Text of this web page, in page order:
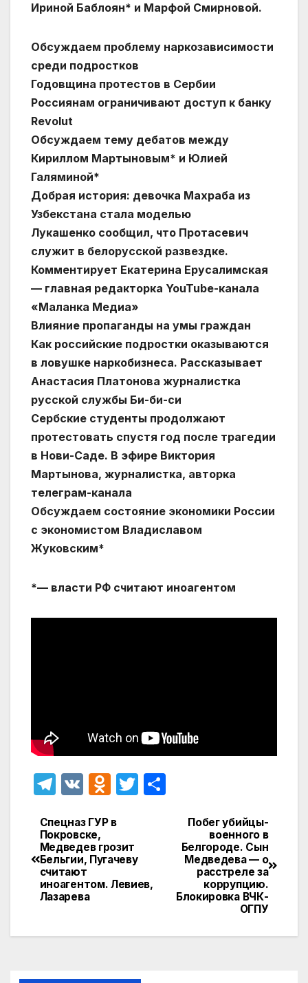
Ириной Баблоян* и Марфой Смирновой.
Обсуждаем проблему наркозависимости
среди подростков
Годовщина протестов в Сербии
Россиянам ограничивают доступ к банку
Revolut
Обсуждаем тему дебатов между
Кириллом Мартыновым* и Юлией
Галяминой*
Добрая история: девочка Махраба из
Узбекстана стала моделью
Лукашенко сообщил, что Протасевич
служит в белорусской развездке.
Комментирует Екатерина Ерусалимская
— главная редакторка YouTube-канала
«Маланка Медиа»
Влияние пропаганды на умы граждан
Как российские подростки оказываются
в ловушке наркобизнеса. Рассказывает
Анастасия Платонова журналистка
русской службы Би-би-си
Сербские студенты продолжают
протестовать спустя год после трагедии
в Нови-Саде. В эфире Виктория
Мартынова, журналистка, авторка
телеграм-канала
Обсуждаем состояние экономики России
с экономистом Владиславом
Жуковским*
*— власти РФ считают иноагентом
T
e
gr
a
m
V
O
n
o
kl
a
s
T
в
т
Навигация
по
записям
Побег убийцы-
военного в
Белгороде. Сын
Медведева — о
расстреле за
коррупцию.
Блокировка ВЧК-
ОГПУ
Спецназ ГУР в
Покровске,
Медведев грозит
Бельгии, Пугачеву
считают
иноагентом. Левиев,
Лазарева